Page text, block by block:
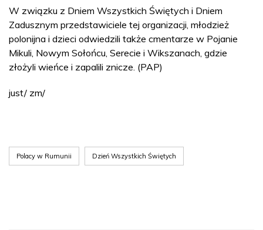
W związku z Dniem Wszystkich Świętych i Dniem
Zadusznym przedstawiciele tej organizacji, młodzież
polonijna i dzieci odwiedzili także cmentarze w Pojanie
Mikuli, Nowym Sołońcu, Serecie i Wikszanach, gdzie
złożyli wieńce i zapalili znicze. (PAP)
just/ zm/
Polacy w Rumunii Dzień Wszystkich Świętych